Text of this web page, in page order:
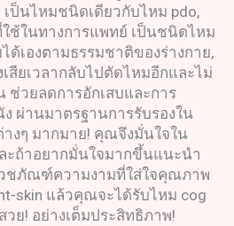
ป็นไหมชนิดเดียวกับไหม pdo,
ช้ในทางการแพทย์ เป็นชนิดไหม
ด้เองตามธรรมชาติของร่างกาย,
สียเวลากลับไปตัดไหมอีกและไม่
ช่วยลดการอักเสบและการ
ผ่านมาตรฐานการรับรองใน
งๆ มากมาย! คุณจึงมั่นใจใน
ะถ้าอยากมั่นใจมากขึ้นแนะนำ
ชภัณฑ์ความงามที่ใส่ใจคุณภาพ
skin แล้วคุณจะได้รับไหม cog
ย! อย่างเต็มประสิทธิภาพ!